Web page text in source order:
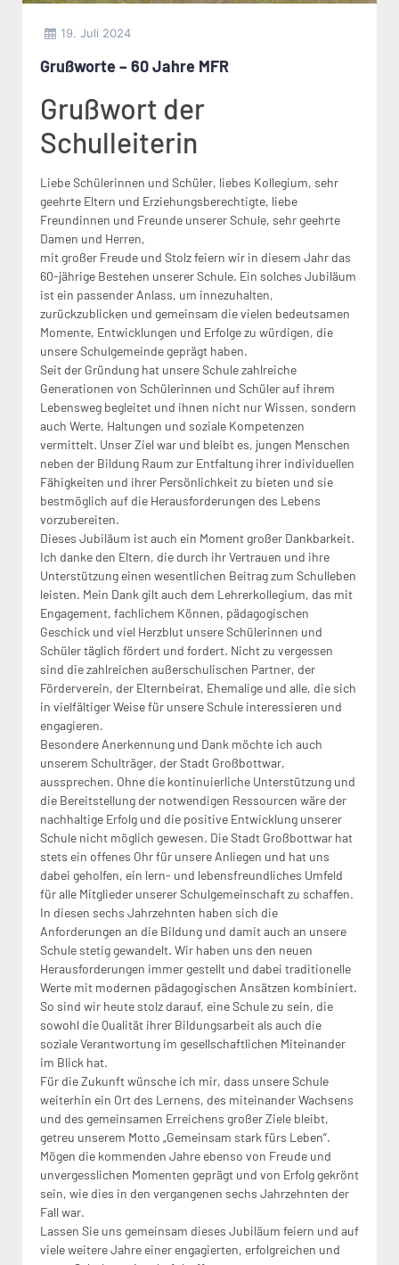
19. Juli 2024
Grußworte – 60 Jahre MFR
Grußwort der
Schulleiterin
Liebe Schülerinnen und Schüler, liebes Kollegium, sehr
geehrte Eltern und Erziehungsberechtigte, liebe
Freundinnen und Freunde unserer Schule, sehr geehrte
Damen und Herren,
mit großer Freude und Stolz feiern wir in diesem Jahr das
60-jährige Bestehen unserer Schule. Ein solches Jubiläum
ist ein passender Anlass, um innezuhalten,
zurückzublicken und gemeinsam die vielen bedeutsamen
Momente, Entwicklungen und Erfolge zu würdigen, die
unsere Schulgemeinde geprägt haben.
Seit der Gründung hat unsere Schule zahlreiche
Generationen von Schülerinnen und Schüler auf ihrem
Lebensweg begleitet und ihnen nicht nur Wissen, sondern
auch Werte, Haltungen und soziale Kompetenzen
vermittelt. Unser Ziel war und bleibt es, jungen Menschen
neben der Bildung Raum zur Entfaltung ihrer individuellen
Fähigkeiten und ihrer Persönlichkeit zu bieten und sie
bestmöglich auf die Herausforderungen des Lebens
vorzubereiten.
Dieses Jubiläum ist auch ein Moment großer Dankbarkeit.
Ich danke den Eltern, die durch ihr Vertrauen und ihre
Unterstützung einen wesentlichen Beitrag zum Schulleben
leisten. Mein Dank gilt auch dem Lehrerkollegium, das mit
Engagement, fachlichem Können, pädagogischen
Geschick und viel Herzblut unsere Schülerinnen und
Schüler täglich fördert und fordert. Nicht zu vergessen
sind die zahlreichen außerschulischen Partner, der
Förderverein, der Elternbeirat, Ehemalige und alle, die sich
in vielfältiger Weise für unsere Schule interessieren und
engagieren.
Besondere Anerkennung und Dank möchte ich auch
unserem Schulträger, der Stadt Großbottwar,
aussprechen. Ohne die kontinuierliche Unterstützung und
die Bereitstellung der notwendigen Ressourcen wäre der
nachhaltige Erfolg und die positive Entwicklung unserer
Schule nicht möglich gewesen. Die Stadt Großbottwar hat
stets ein offenes Ohr für unsere Anliegen und hat uns
dabei geholfen, ein lern- und lebensfreundliches Umfeld
für alle Mitglieder unserer Schulgemeinschaft zu schaffen.
In diesen sechs Jahrzehnten haben sich die
Anforderungen an die Bildung und damit auch an unsere
Schule stetig gewandelt. Wir haben uns den neuen
Herausforderungen immer gestellt und dabei traditionelle
Werte mit modernen pädagogischen Ansätzen kombiniert.
So sind wir heute stolz darauf, eine Schule zu sein, die
sowohl die Qualität ihrer Bildungsarbeit als auch die
soziale Verantwortung im gesellschaftlichen Miteinander
im Blick hat.
Für die Zukunft wünsche ich mir, dass unsere Schule
weiterhin ein Ort des Lernens, des miteinander Wachsens
und des gemeinsamen Erreichens großer Ziele bleibt,
getreu unserem Motto „Gemeinsam stark fürs Leben“.
Mögen die kommenden Jahre ebenso von Freude und
unvergesslichen Momenten geprägt und von Erfolg gekrönt
sein, wie dies in den vergangenen sechs Jahrzehnten der
Fall war.
Lassen Sie uns gemeinsam dieses Jubiläum feiern und auf
viele weitere Jahre einer engagierten, erfolgreichen und